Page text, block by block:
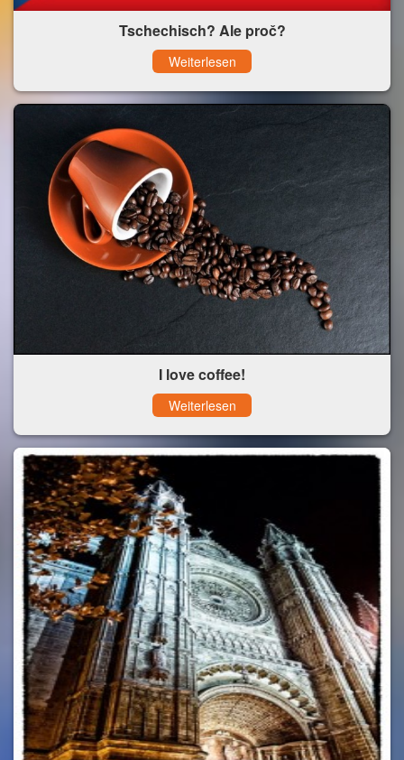
Tschechisch? Ale proč?
Weiterlesen
I love coffee!
Weiterlesen